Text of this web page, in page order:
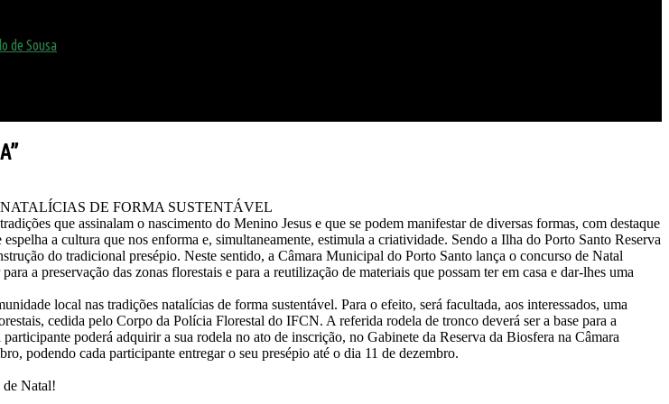
de Sousa
DE FORMA SUSTENTÁVEL
que assinalam o nascimento do Menino Jesus e que se podem manifestar de diversas formas, com destaque
a cultura que nos enforma e, simultaneamente, estimula a criatividade. Sendo a Ilha do Porto Santo Reserva
do tradicional presépio. Neste sentido, a Câmara Municipal do Porto Santo lança o concurso de Natal
a preservação das zonas florestais e para a reutilização de materiais que possam ter em casa e dar-lhes uma
local nas tradições natalícias de forma sustentável. Para o efeito, será facultada, aos interessados, uma
cedida pelo Corpo da Polícia Florestal do IFCN. A referida rodela de tronco deverá ser a base para a
poderá adquirir a sua rodela no ato de inscrição, no Gabinete da Reserva da Biosfera na Câmara
podendo cada participante entregar o seu presépio até o dia 11 de dezembro.
de Natal!